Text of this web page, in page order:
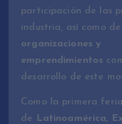
participación de las
industria, así como de
organizaciones y
emprendimientos
desarrollo de este
Como la primera
de
Latinoamérica,